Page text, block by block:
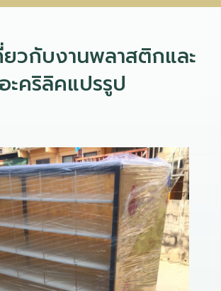
ยวกับงานพลาสติกและ
อะคริลิคแปรรูป